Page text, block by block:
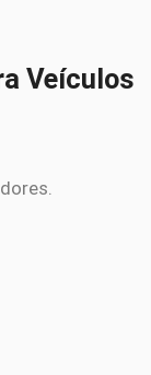
Veículos